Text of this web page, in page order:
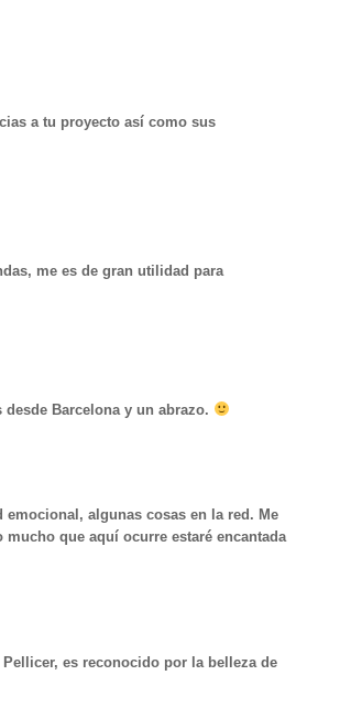
a tu proyecto así como sus
me es de gran utilidad para
Barcelona y un abrazo.
algunas cosas en la red. Me
que aquí ocurre estaré encantada
es reconocido por la belleza de